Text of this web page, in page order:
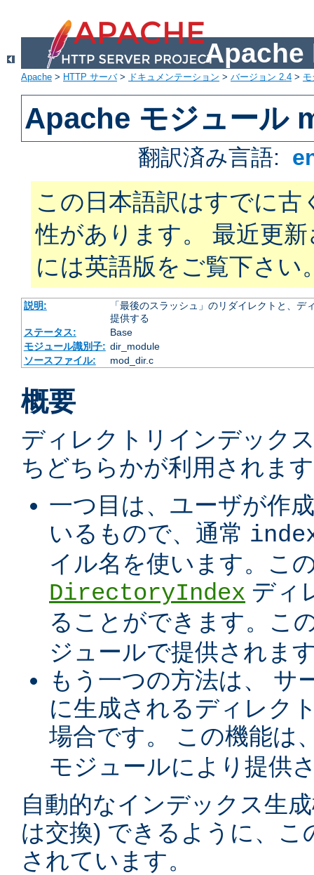
Apache
Apache > HTTP サーバ> ドキュメンテーション > バージョン 2.4 >
Apache モジュール
翻訳済み言語:
この日本語訳はすでに古
性があります。 最近更
には英語版をご覧下さい
説明:
「最後のスラッシュ」のリダイレクトと、
提供する
ステータス:
Base
モジュール識別子: dir_module
ソースファイル:
mod_dir.c
概要
ディレクトリインデック
ちどちらかが利用されま
一つ目は、ユーザが作
いるもので、通常
イル名を使います。こ
DirectoryIndex ディ
ることができます。こ
ジュールで提供されま
もう一つの方法は、 サ
に生成されるディレク
場合です。 この機能は
モジュールにより提供
自動的なインデックス生
は交換) できるように、こ
されています。